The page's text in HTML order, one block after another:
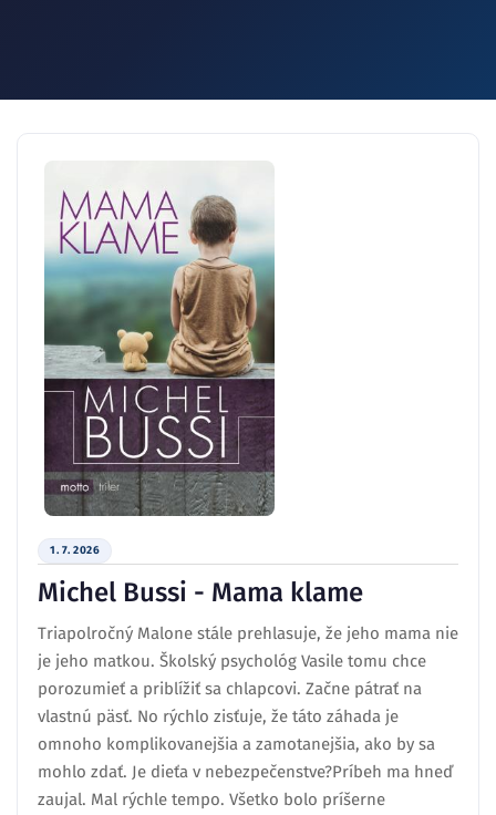
1. 7. 2026
Michel Bussi - Mama klame
Triapolročný Malone stále prehlasuje, že jeho mama nie
je jeho matkou. Školský psychológ Vasile tomu chce
porozumieť a priblížiť sa chlapcovi. Začne pátrať na
vlastnú päsť. No rýchlo zisťuje, že táto záhada je
omnoho komplikovanejšia a zamotanejšia, ako by sa
mohlo zdať. Je dieťa v nebezpečenstve?Príbeh ma hneď
zaujal. Mal rýchle tempo. Všetko bolo príšerne